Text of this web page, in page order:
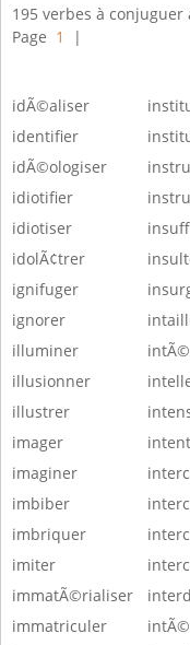
195 verbes à conjuguer
Page 1 |
idÃ©aliser
identifier
idÃ©ologiser
idiotifier
idiotiser
idolÃ¢trer
ignifuger
ignorer
illuminer
illusionner
illustrer
imager
imaginer
imbiber
imbriquer
imiter
immatÃ©rialiser
immatriculer